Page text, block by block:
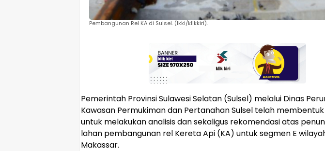
Pembangunan Rel KA di Sulsel. (Ikki/klikkiri).
Pemerintah Provinsi Sulawesi Selatan (Sulsel) melalui Dinas
Kawasan Permukiman dan Pertanahan Sulsel telah
untuk melakukan analisis dan sekaligus rekomendasi atas
lahan pembangunan rel Kereta Api (KA) untuk segmen E
Makassar.